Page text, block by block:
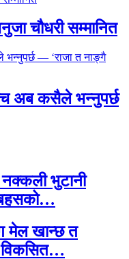
चौधरी सम्मानित
अब कसैले भन्नुपर्छ
भुटानी
बहसको…
मेल खान्छ त
विकसित…